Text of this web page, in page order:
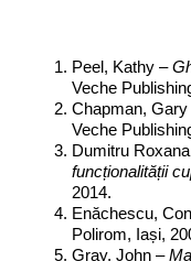
Peel, Kathy –
Veche
Chapman,
Veche
Dumitru
funcționalității
2014.
Enăchescu,
Polirom, Iași,
Gray, John –